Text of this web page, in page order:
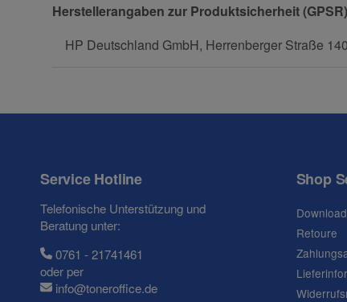
Herstellerangaben zur Produktsicherheit (GPSR)
HP Deutschland GmbH, Herrenberger Straße
Service Hotline
Telefonische Unterstützung und
Beratung unter:
0761 - 21741461
oder per
info@toneroffice.de
Shop
Retoure